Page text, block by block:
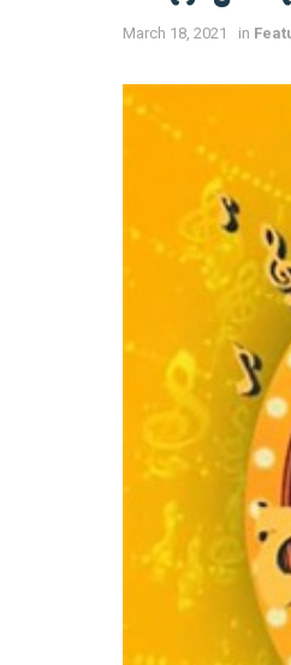
March 18, 2021 in